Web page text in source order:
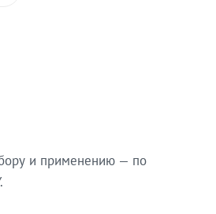
и применению — по